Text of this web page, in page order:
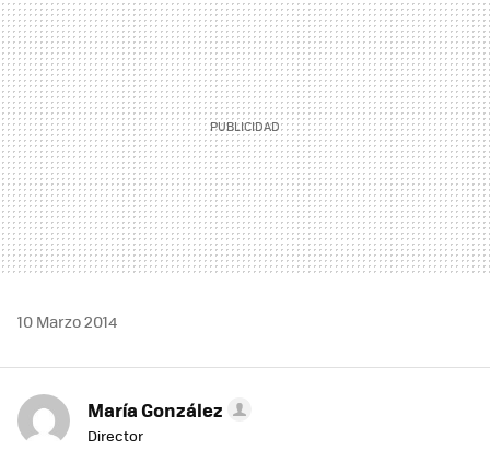
10 Marzo 2014
María González
Director